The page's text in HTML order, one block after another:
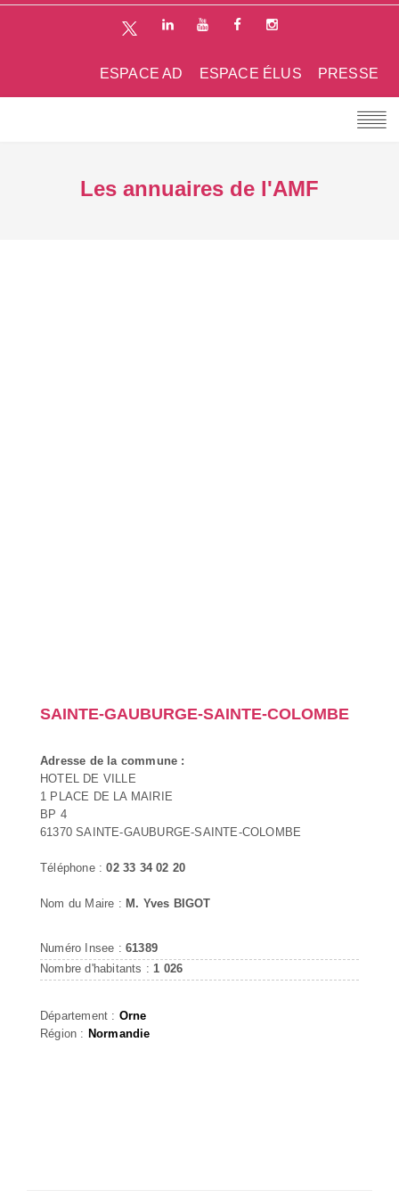
PRESSE
ESPACE ÉLUS
ESPACE AD
Les annuaires de l'AMF
SAINTE-GAUBURGE-SAINTE-COLOMBE
Adresse de la commune :
HOTEL DE VILLE
1 PLACE DE LA MAIRIE
BP 4
61370 SAINTE-GAUBURGE-SAINTE-COLOMBE
Téléphone :02 33 34 02 20
Nom du Maire : M. Yves BIGOT
Numéro Insee : 61389
Nombre d'habitants : 1 026
Département : Orne
Région : Normandie